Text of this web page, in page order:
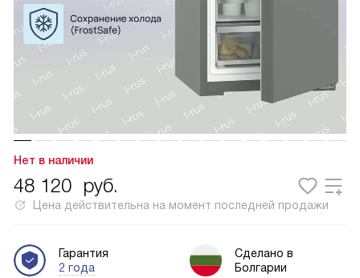
Нет в наличии
48 120 руб.
Цена действительна на момент последней продажи
Гарантия
2 года
Сделано в
Болгарии